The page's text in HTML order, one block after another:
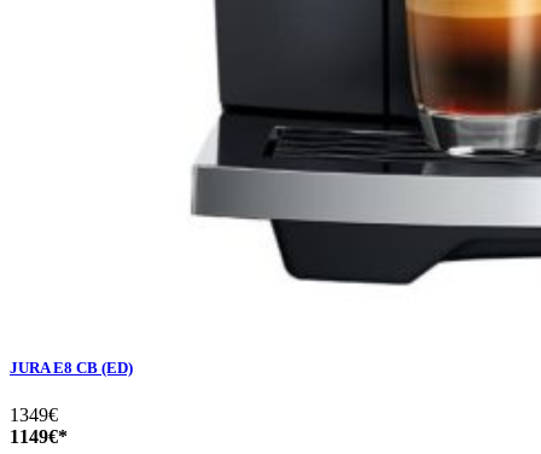
JURA E8 CB (ED)
1349€
1149€*